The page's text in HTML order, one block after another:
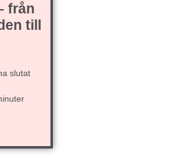
från
till
slutat